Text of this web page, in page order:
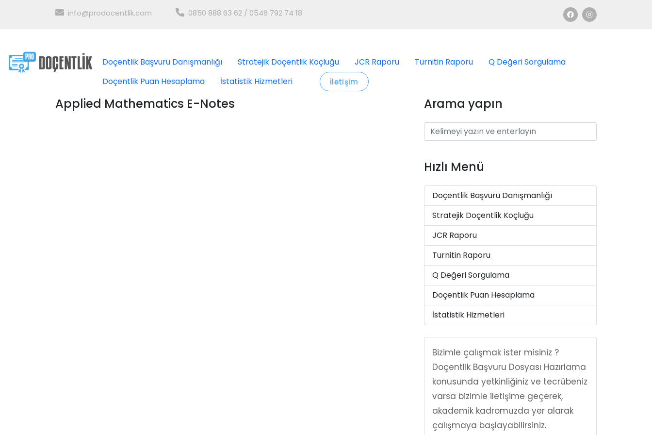
info@prodocentlik.com 0850 888 63 62 / 0546 792 74 18
Doçentlik Başvuru Danışmanlığı Stratejik Doçentlik Koçluğu JCR Raporu Turnitin Raporu
Q Değeri Sorgulama
Doçentlik Puan Hesaplama
İstatistik Hizmetleri İletişim
Applied Mathematics E-Notes Arama yapın
Hızlı Menü
Doçentlik Başvuru Danışmanlığı
Stratejik Doçentlik Koçluğu
JCR Raporu
Turnitin Raporu
Q Değeri Sorgulama
Doçentlik Puan Hesaplama
İstatistik Hizmetleri
Bizimle çalışmak ister misiniz ?
Doçentlik Başvuru Dosyası Hazırlama
konusunda yetkinliğiniz ve tecrübeniz
varsa bizimle iletişime geçerek,
akademik kadromuzda yer alarak
çalışmaya başlayabilirsiniz.